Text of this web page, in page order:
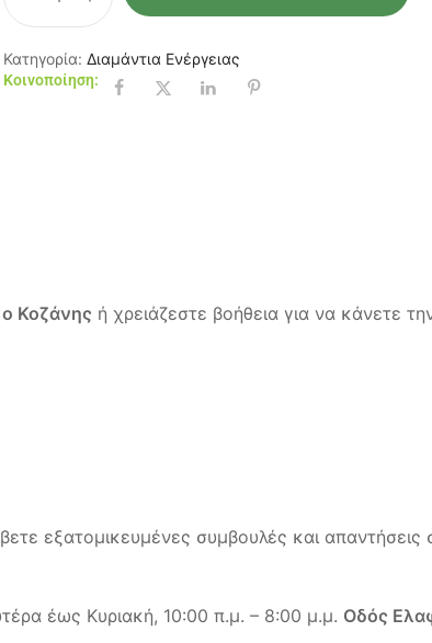
Κατηγορία: Διαμάντια Ενέργειας
Κοινοποίηση:
Κοζάνης ή χρειάζεστε βοήθεια για να κάνετε
εξατομικευμένες συμβουλές και απαντήσεις
έως Κυριακή, 10:00 π.μ. – 8:00 μ.μ. Οδός